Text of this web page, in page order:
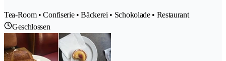
Tea-Room • Confiserie • Bäckerei • Schokolade • Restaurant
Geschlossen